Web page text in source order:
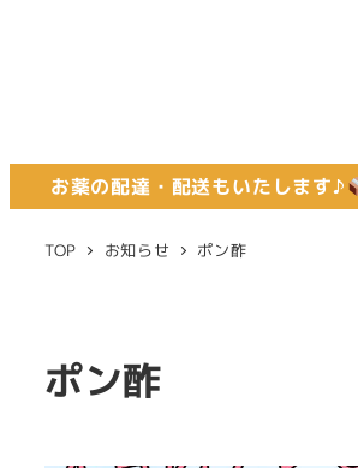
お薬の配達・配送もいたします♪
TOP お知らせ ポン酢
ポン酢